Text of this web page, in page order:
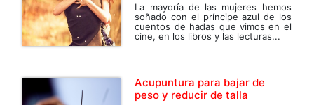
La mayoría de las mujeres hemos
soñado con el príncipe azul de los
cuentos de hadas que vimos en el
cine, en los libros y las lecturas...
Acupuntura para bajar de
peso y reducir de talla